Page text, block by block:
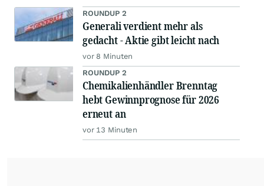
ROUNDUP 2
Generali verdient mehr als
gedacht - Aktie gibt leicht nach
vor 8 Minuten
ROUNDUP 2
Chemikalienhändler Brenntag
hebt Gewinnprognose für 2026
erneut an
vor 13 Minuten